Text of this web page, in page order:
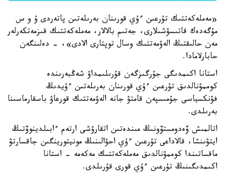
«مەملەكەتتىك تۇرعىن ءۇي قورىنان بەرىلەتىن پاتەردى ۇ و س
مۇگەدەك قاتىسۋشىلارى، جەتىم بالالار، مەملەكەتتىك قىزمەتكەرلەر
مەن حالىقتىڭ الەۋمەتتىك وسال توپتارى الادى»، - دەلىنگەن
حابارلامادا.
استانا اكىمدىگى جۇرگىزگەن قۇرىلىمداۋ شەڭبەرىندە
كوممۋنالدىق تۇرعىن ءۇي قورىنان بەرىلەتىن ءۇيدىڭ
فۋنكسياسى جۇمىسپەن قامتۋ جانە الەۋمەتتىك قورعاۋ باسقارماسىنا
بەرىلدى.
اتالمىش ۆەدومستۆونىڭ مىندەتىن اتقارۋشى ارتەم ءابىلدينوۆتىڭ
ايتۋىنشا، قالاداعى تۇرعىن ءۇي احۋالىنىڭ مونيتورينگىن جاقسارتۋ
ماقساتىندا كوممۋنالدىق مەملەكەتتىك مەكەمە - استانا
اكىمدىگىنىڭ تۇرعىن ءۇي قورى قۇرىلدى.